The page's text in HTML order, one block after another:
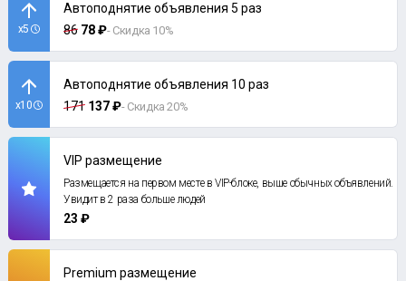
x5
Автоподнятие объявления 5 раз
86 78 ₽- Скидка 10%
x10
Автоподнятие объявления 10 раз
171 137 ₽- Скидка 20%
VIP размещение
Размещается на первом месте в VIP-блоке, выше обычных объявлений.
Увидит в 2 раза больше людей
23 ₽
Premium размещение